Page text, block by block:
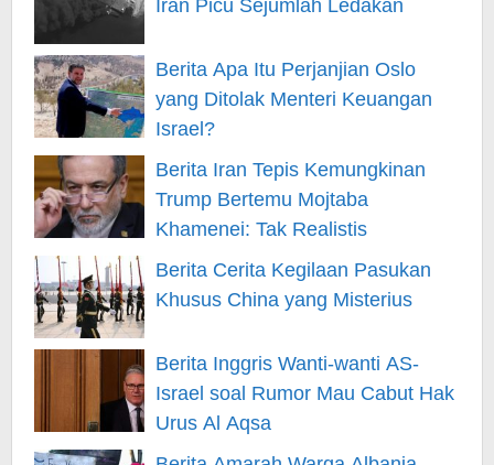
Iran Picu Sejumlah Ledakan
Berita Apa Itu Perjanjian Oslo
yang Ditolak Menteri Keuangan
Israel?
Berita Iran Tepis Kemungkinan
Trump Bertemu Mojtaba
Khamenei: Tak Realistis
Berita Cerita Kegilaan Pasukan
Khusus China yang Misterius
Berita Inggris Wanti-wanti AS-
Israel soal Rumor Mau Cabut Hak
Urus Al Aqsa